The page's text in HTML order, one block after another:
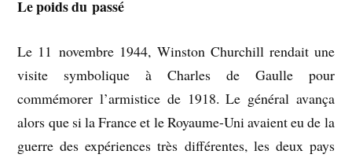
Le poids du passé
Le 11 novembre 1944, Winston Churchill rendait une
visite symbolique à Charles de Gaulle pour
commémorer l’armistice de 1918. Le général avança
alors que si la France et le Royaume-Uni avaient eu de la
guerre des expériences très différentes, les deux pays